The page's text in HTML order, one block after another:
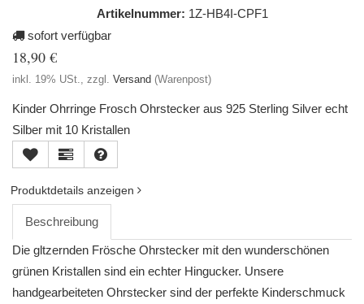
Artikelnummer: 1Z-HB4I-CPF1
sofort verfügbar
18,90 €
inkl. 19% USt., zzgl. Versand (Warenpost)
Kinder Ohrringe Frosch Ohrstecker aus 925 Sterling Silver echt
Silber mit 10 Kristallen
Produktdetails anzeigen
Beschreibung
Die gltzernden Frösche Ohrstecker mit den wunderschönen
grünen Kristallen sind ein echter Hingucker. Unsere
handgearbeiteten Ohrstecker sind der perfekte Kinderschmuck